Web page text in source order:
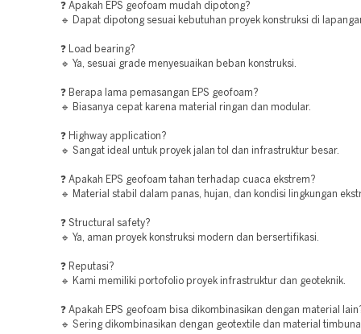
❓ Apakah EPS geofoam mudah dipotong?
🔹 Dapat dipotong sesuai kebutuhan proyek konstruksi di
❓ Load bearing?
🔹 Ya, sesuai grade menyesuaikan beban konstruksi.
❓ Berapa lama pemasangan EPS geofoam?
🔹 Biasanya cepat karena material ringan dan modular.
❓ Highway application?
🔹 Sangat ideal untuk proyek jalan tol dan infrastruktur besar.
❓ Apakah EPS geofoam tahan terhadap cuaca ekstrem?
🔹 Material stabil dalam panas, hujan, dan kondisi lingkungan
❓ Structural safety?
🔹 Ya, aman proyek konstruksi modern dan bersertifikasi.
❓ Reputasi?
🔹 Kami memiliki portofolio proyek infrastruktur dan geoteknik.
❓ Apakah EPS geofoam bisa dikombinasikan dengan material
🔹 Sering dikombinasikan dengan geotextile dan material